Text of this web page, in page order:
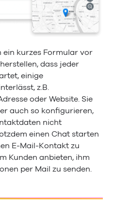
ein kurzes Formular vor
dass jeder
einige
z.B.
oder Website. Sie
auch so konfigurieren,
nicht
einen Chat starten
E-Mail-Kontakt zu
Kunden anbieten, ihm
per Mail zu senden.